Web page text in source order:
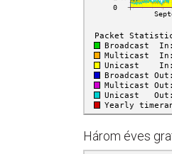
Három éves